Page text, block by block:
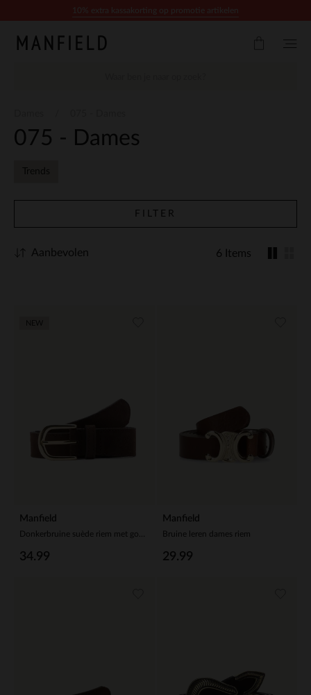
075 - Dames
Trends
FILTER
6 Items
Aanbevolen
Manfield
34.99
Manfield
Bruine leren dames riem
29.99